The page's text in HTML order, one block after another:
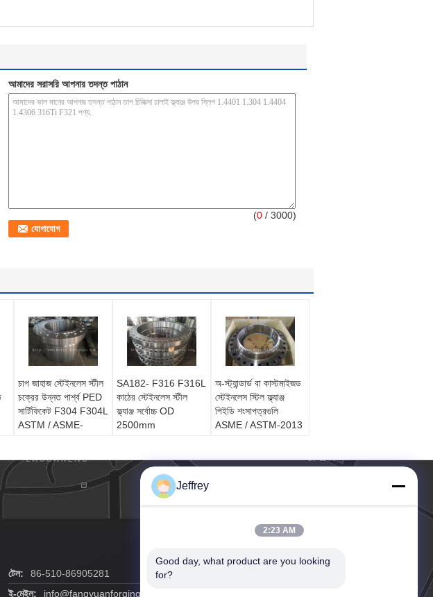
আমাদের সরাসরি আপনার তদন্ত পাঠান
(0 / 3000)
চাপ জাহাজ স্টেইনলেস স্টীল
চক্রের উন্নত পার্শ্ব PED
সার্টিফিকেট F304 F304L
ASTM / ASME-
SA182- F316 F316L
কাঠের স্টেইনলেস স্টীল
ফ্ল্যাঞ্জ সর্বোচ্চ OD
2500mm
অ-স্ট্যান্ডার্ড বা কাস্টমাইজড
স্টেইনলেস স্টিল ফ্ল্যাঞ্জ
পিইডি শংসাপত্রগুলি
ASME / ASTM-2013
টেল:
86-510-86905281
ই-মেইল:
info@fangyuanforging.cn
Jeffrey
2:23 AM
Good day, what product are you looking
for?